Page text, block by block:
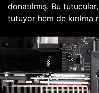
donatılmış. Bu
tutuyor hem de kırılma